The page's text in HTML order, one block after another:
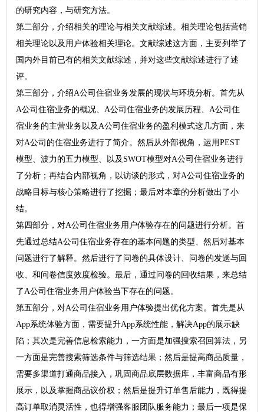
的研究内容，与研究方法。
第二部分，介绍相关的理论与相关文献综述。相关理论包括营销
相关理论以及用户体验相关理论。文献综述这方面，主要列举了
国内外目前已有的相关文献综述，并对这些文献综述进行了述
评。
第三部分，介绍A公司住宿业务发展的现状与环境分析。首先从
A公司住宿业务的概况、A公司住宿业务的发展历程、A公司住
宿业务的主营业务以及A公司住宿业务的盈利模式这几方面，来
对A公司的住宿业务进行了简介。然后从外部视角，运用PEST
模型、波力的五力模型、以及SWOT模型对A公司住宿业务进行
了分析；再结合内部视角，以访谈的形式，对A公司住宿业务的
战略目标与核心策略进行了挖掘；最后对本章的分析做出了小
结。
第四部分，对A公司住宿业务用户体验存在的问题进行分析。首
先通过总结A公司住宿业务存在的基本问题的类型、然后对基本
问题进行了解释。然后进行了问卷的具体设计、问卷的发送与回
收、和问卷信度效度检验。最后，通过问卷的回收结果，来总结
了A公司住宿业务用户体验当下存在的问题。
第五部分，对A公司住宿业务用户体验提出优化方案。首先是从
App系统体验方面，需要提升App系统性能，解决App的展示缺
陷；其次是完善信息检索能力，一方面是加强搜索召回算法，另
一方面是完善搜索筛选条件与筛选结果；然后是提高商品质量，
需要多渠道打通商品接入，巩固商品底层数据库，丰富商品有形
展示，以及掌握商品议价权；然后是提升订单售后能力，既得提
高订单取消灵活性，也得增强客服团队服务能力；最后一项是保